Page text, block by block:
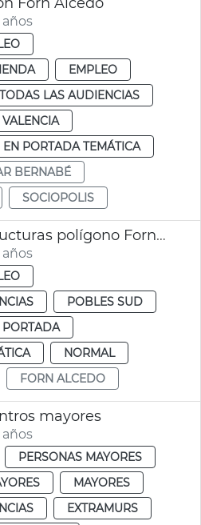
EMPLEO
TODAS LAS AUDIENCIAS
VALENCIA
EN PORTADA TEMÁTICA
BERNABÉ
SOCIOPOLIS
Estudio infraestructuras polígono Forn d'Alcedo
POBLES SUD
PORTADA
NORMAL
FORN ALCEDO
mayores
PERSONAS MAYORES
MAYORES
EXTRAMURS